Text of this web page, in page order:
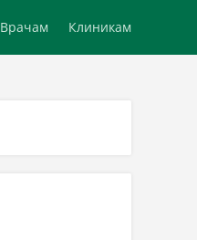
Врачам Клиникам